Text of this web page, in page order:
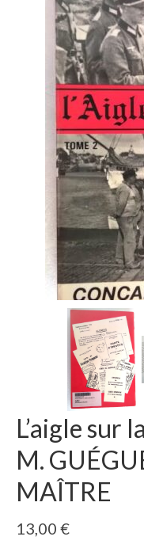
L’aigle sur
M.
MAÎTRE
13,00 €